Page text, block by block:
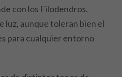
con los Filodendros.
luz, aunque toleran bien el
para cualquier entorno